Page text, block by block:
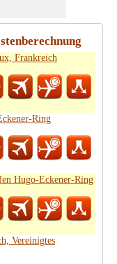
Frankreich
Ring
Hugo-Eckener-Ring
Vereinigtes